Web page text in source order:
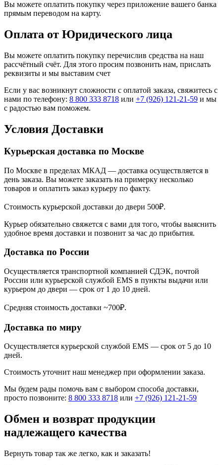
Вы можете оплатить покупку через приложение вашего банка
прямым переводом на карту.
Оплата от Юридического лица
Вы можете оплатить покупку перечислив средства на наш
рассчётный счёт. Для этого просим позвонить нам, прислать
реквизиты и мы выставим счет
Если у вас возникнут сложности с оплатой заказа, свяжитесь с
нами по телефону: 8 800 333 8718 или +7 (926) 121-21-59 и мы
с радостью вам поможем.
Условия Доставки
Курьерская доставка по Москве
По Москве в пределах МКАД — доставка осуществляется в
день заказа. Вы можете заказать на примерку несколько
товаров и оплатить заказ курьеру по факту.
Стоимость курьерской доставки до двери 500₽.
Курьер обязательно свяжется с вами для того, чтобы выяснить
удобное время доставки и позвонит за час до прибытия.
Доставка по России
Осуществляется транспортной компанией СДЭК, почтой
России или курьерской службой EMS в пункты выдачи или
курьером до двери — срок от 1 до 10 дней.
Средняя стоимость доставки ~700₽.
Доставка по миру
Осуществляется курьерской службой EMS — срок от 5 до 10
дней.
Стоимость уточнит наш менеджер при оформлении заказа.
Мы будем рады помочь вам с выбором способа доставки,
просто позвоните: 8 800 333 8718 или +7 (926) 121-21-59
Обмен и возврат продукции
надлежащего качества
Вернуть товар так же легко, как и заказать!